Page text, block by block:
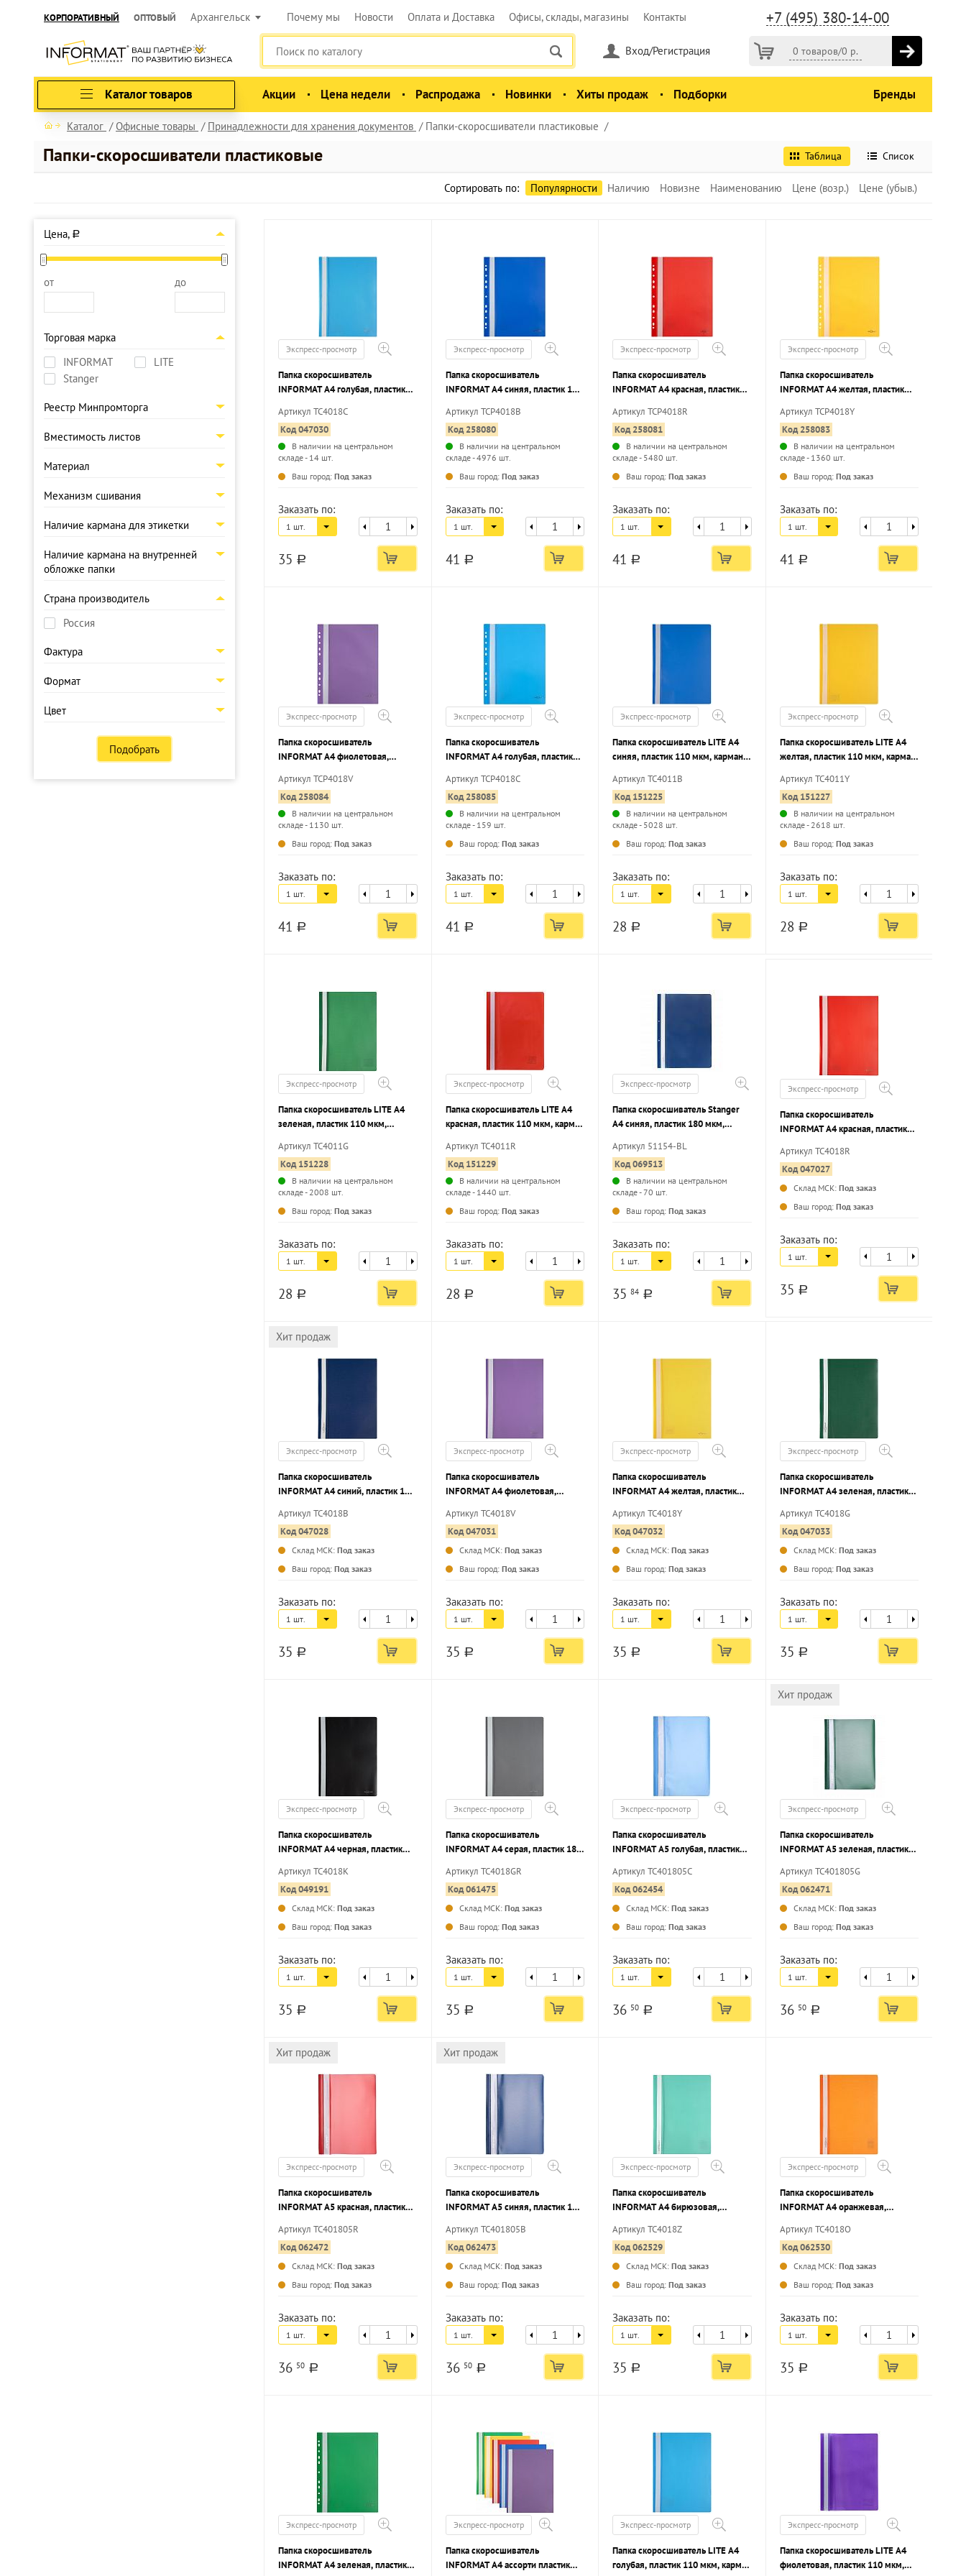
КОРПОРАТИВНЫЙ ОПТОВЫЙ Архангельск +7 (495) 380-14-00
Почему мы Новости Оплата и Доставка Офисы, склады, магазины Контакты
0 товаров/0 р.
Вход/Регистрация
Каталог товаров Акции Цена недели Распродажа Новинки Хиты продаж Подборки Бренды
Каталог Офисные товары Принадлежности для хранения документов Папки-скоросшиватели пластиковые
Папки-скоросшиватели пластиковые Таблица Список
Сортировать по: Популярности Наличию Новизне Наименованию Цене (возр.) Цене (убыв.)
Цена, a
от до
Торговая марка
INFORMAT
LITE
Stanger
Реестр Минпромторга
Вместимость листов
Материал
Механизм сшивания
Наличие кармана для этикетки
Наличие кармана на внутренней
обложке папки
Страна производитель
Россия
Фактура
Формат
Цвет
Подобрать
Экспресс-просмотр
Папка скоросшиватель
INFORMAT А4 голубая, пластик
Артикул TC4018C
Код 047030
В наличии на центральном
складе - 14 шт.
Ваш город: Под заказ
Заказать по:
1 шт.
35 a
Экспресс-просмотр
Папка скоросшиватель
INFORMAT А4 синяя, пластик 180
перфорацией
Артикул TCP4018B
Код 258080
В наличии на центральном
складе - 4976 шт.
Ваш город: Под заказ
Заказать по:
1 шт.
41 a
Экспресс-просмотр
Папка скоросшиватель
INFORMAT А4 красная, пластик
маркировки, с перфорацией
Артикул TCP4018R
Код 258081
В наличии на центральном
складе - 5480 шт.
Ваш город: Под заказ
Заказать по:
1 шт.
41 a
Экспресс-просмотр
Папка скоросшиватель
INFORMAT А4 желтая, пластик
маркировки, с перфорацией
Артикул TCP4018Y
Код 258083
В наличии на центральном
складе - 1360 шт.
Ваш город: Под заказ
Заказать по:
1 шт.
41 a
Экспресс-просмотр
Папка скоросшиватель
INFORMAT А4 фиолетовая,
маркировки, с перфорацией
Артикул TCP4018V
Код 258084
В наличии на центральном
складе - 1130 шт.
Ваш город: Под заказ
Заказать по:
1 шт.
41 a
Экспресс-просмотр
Папка скоросшиватель
INFORMAT А4 голубая, пластик
маркировки, с перфорацией
Артикул TCP4018C
Код 258085
В наличии на центральном
складе - 159 шт.
Ваш город: Под заказ
Заказать по:
1 шт.
41 a
Экспресс-просмотр
Папка скоросшиватель LITE А4
синяя, пластик 110 мкм, карман
Артикул TC4011B
Код 151225
В наличии на центральном
складе - 5028 шт.
Ваш город: Под заказ
Заказать по:
1 шт.
28 a
Экспресс-просмотр
Папка скоросшиватель LITE А4
желтая, пластик 110 мкм, карман
Артикул TC4011Y
Код 151227
В наличии на центральном
складе - 2618 шт.
Ваш город: Под заказ
Заказать по:
1 шт.
28 a
Экспресс-просмотр
Папка скоросшиватель LITE А4
зеленая, пластик 110 мкм,
Артикул TC4011G
Код 151228
В наличии на центральном
складе - 2008 шт.
Ваш город: Под заказ
Заказать по:
1 шт.
28 a
Экспресс-просмотр
Папка скоросшиватель LITE А4
красная, пластик 110 мкм, карман
Артикул TC4011R
Код 151229
В наличии на центральном
складе - 1440 шт.
Ваш город: Под заказ
Заказать по:
1 шт.
28 a
Экспресс-просмотр
Папка скоросшиватель Stanger
А4 синяя, пластик 180 мкм,
Артикул 51154-BL
Код 069513
В наличии на центральном
складе - 70 шт.
Ваш город: Под заказ
Заказать по:
1 шт.
35 84 a
Экспресс-просмотр
Папка скоросшиватель
INFORMAT А4 красная, пластик
Артикул TC4018R
Код 047027
Склад МСК: Под заказ
Ваш город: Под заказ
Заказать по:
1 шт.
35 a
Хит продаж
Экспресс-просмотр
Папка скоросшиватель
INFORMAT А4 синий, пластик 180
Артикул TC4018B
Код 047028
Склад МСК: Под заказ
Ваш город: Под заказ
Заказать по:
1 шт.
35 a
Экспресс-просмотр
Папка скоросшиватель
INFORMAT А4 фиолетовая,
маркировки
Артикул TC4018V
Код 047031
Склад МСК: Под заказ
Ваш город: Под заказ
Заказать по:
1 шт.
35 a
Экспресс-просмотр
Папка скоросшиватель
INFORMAT А4 желтая, пластик
Артикул TC4018Y
Код 047032
Склад МСК: Под заказ
Ваш город: Под заказ
Заказать по:
1 шт.
35 a
Экспресс-просмотр
Папка скоросшиватель
INFORMAT А4 зеленая, пластик
Артикул TC4018G
Код 047033
Склад МСК: Под заказ
Ваш город: Под заказ
Заказать по:
1 шт.
35 a
Экспресс-просмотр
Папка скоросшиватель
INFORMAT А4 черная, пластик
Артикул TC4018K
Код 049191
Склад МСК: Под заказ
Ваш город: Под заказ
Заказать по:
1 шт.
35 a
Экспресс-просмотр
Папка скоросшиватель
INFORMAT А4 серая, пластик 180
Артикул TC4018GR
Код 061475
Склад МСК: Под заказ
Ваш город: Под заказ
Заказать по:
1 шт.
35 a
Экспресс-просмотр
Папка скоросшиватель
INFORMAT А5 голубая, пластик
Артикул TC401805C
Код 062454
Склад МСК: Под заказ
Ваш город: Под заказ
Заказать по:
1 шт.
36 50 a
Хит продаж
Экспресс-просмотр
Папка скоросшиватель
INFORMAT А5 зеленая, пластик
Артикул TC401805G
Код 062471
Склад МСК: Под заказ
Ваш город: Под заказ
Заказать по:
1 шт.
36 50 a
Хит продаж
Экспресс-просмотр
Папка скоросшиватель
INFORMAT А5 красная, пластик
Артикул TC401805R
Код 062472
Склад МСК: Под заказ
Ваш город: Под заказ
Заказать по:
1 шт.
36 50 a
Хит продаж
Экспресс-просмотр
Папка скоросшиватель
INFORMAT А5 синяя, пластик 180
Артикул TC401805B
Код 062473
Склад МСК: Под заказ
Ваш город: Под заказ
Заказать по:
1 шт.
36 50 a
Экспресс-просмотр
Папка скоросшиватель
INFORMAT А4 бирюзовая,
маркировки
Артикул TC4018Z
Код 062529
Склад МСК: Под заказ
Ваш город: Под заказ
Заказать по:
1 шт.
35 a
Экспресс-просмотр
Папка скоросшиватель
INFORMAT А4 оранжевая,
маркировки
Артикул TC4018O
Код 062530
Склад МСК: Под заказ
Ваш город: Под заказ
Заказать по:
1 шт.
35 a
Экспресс-просмотр
Папка скоросшиватель
INFORMAT А4 зеленая, пластик
Экспресс-просмотр
Папка скоросшиватель
INFORMAT А4 ассорти пластик
Экспресс-просмотр
Папка скоросшиватель LITE А4
голубая, пластик 110 мкм, карман
Экспресс-просмотр
Папка скоросшиватель LITE А4
фиолетовая, пластик 110 мкм,